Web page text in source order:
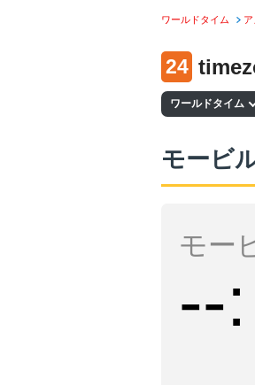
ワールドタイム
24
ワールドタイム
モービ
モー
--